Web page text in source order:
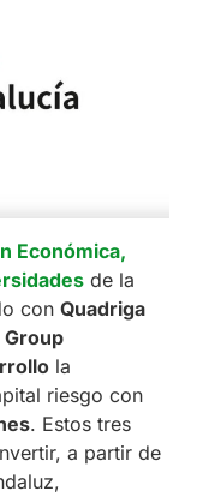
Económica,
de la
con Quadriga
la
riesgo con
. Estos tres
a partir de